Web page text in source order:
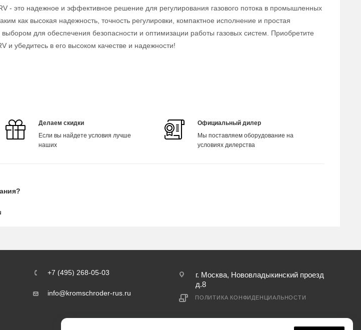
- это надежное и эффективное решение для регулирования газового потока в промышленных
как высокая надежность, точность регулировки, компактное исполнение и простая
для обеспечения безопасности и оптимизации работы газовых систем. Приобретите
и убедитесь в его высоком качестве и надежности!
Делаем скидки
Если вы найдете условия лучше
наших
Официальный дилер
Мы поставляем оборудование на
условиях дилерства
+7 (495) 268-05-03
info@kromschroder-rus.ru
г. Москва, Нововладыкинский проезд
д.8
ПОЛИТИКА КОНФИДЕНЦИАЛЬНОСТИ